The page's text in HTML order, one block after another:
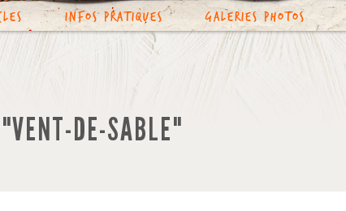
Infos Pratiques Galeries photos
DE-SABLE"